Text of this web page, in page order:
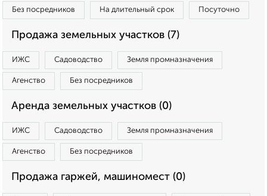
Без посредников На длительный срок Посуточно
Продажа земельных участков (7)
ИЖС Садоводство Земля промназначения
Агенство Без посредников
Аренда земельных участков (0)
ИЖС Садоводство Земля промназначения
Агенство Без посредников
Продажа гаржей, машиномест (0)